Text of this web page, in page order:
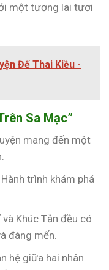
một tương lai tươi
Đế Thai Kiều -
Sa Mạc”
mang đến một
Hành trình khám phá
và Khúc Tẫn đều có
đáng mến.
hệ giữa hai nhân